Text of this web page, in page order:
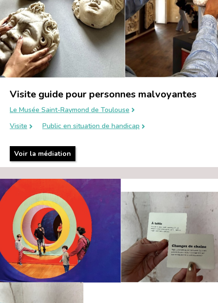
Visite guide pour personnes malvoyantes
Le Musée Saint-Raymond de Toulouse
Visite
Public en situation de handicap
Voir la médiation